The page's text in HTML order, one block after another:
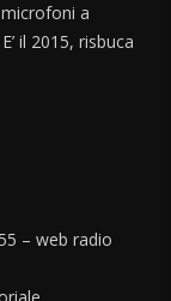
a
il 2015, risbuca
– web radio